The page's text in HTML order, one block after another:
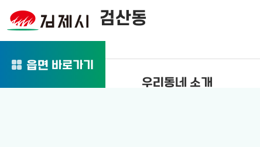
검산동
우리동네 소개
읍면 바로가기